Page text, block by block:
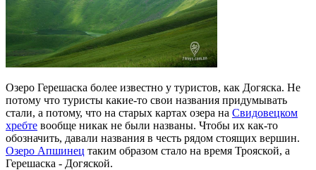
Озеро Герешаска более известно у туристов, как Догяска. Не
потому что туристы какие-то свои названия придумывать
стали, а потому, что на старых картах озера на Свидовецком
хребте вообще никак не были названы. Чтобы их как-то
обозначить, давали названия в честь рядом стоящих вершин.
Озеро Апшинец таким образом стало на время Трояской, а
Герешаска - Догяской.